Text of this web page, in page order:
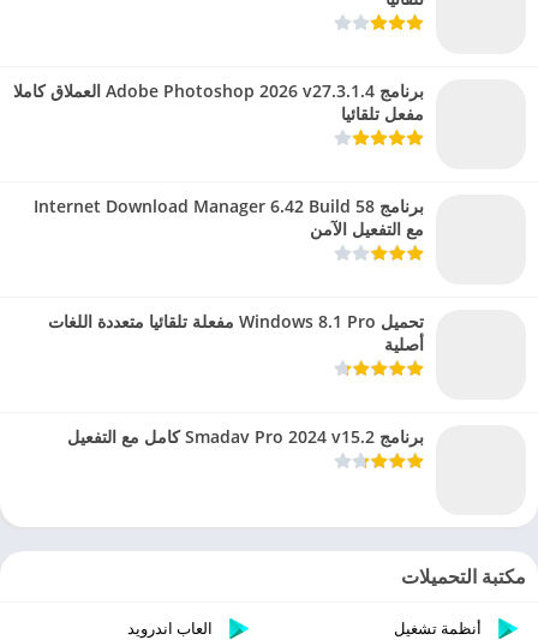
برنامج Adobe Photoshop 2026 v27.3.1.4 العملاق كاملا
مفعل تلقائيا
برنامج Internet Download Manager 6.42 Build 58
مع التفعيل الآمن
تحميل Windows 8.1 Pro مفعلة تلقائيا متعددة اللغات
أصلية
برنامج Smadav Pro 2024 v15.2 كامل مع التفعيل
مكتبة التحميلات
أنظمة تشغيل العاب اندرويد